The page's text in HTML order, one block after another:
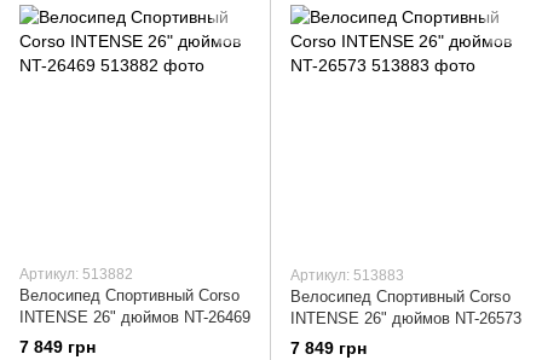
Артикул: 513882
Велосипед Спортивный Corso
INTENSE 26" дюймов NT-26469
7 849 грн
Артикул: 513883
Велосипед Спортивный Corso
INTENSE 26" дюймов NT-26573
7 849 грн